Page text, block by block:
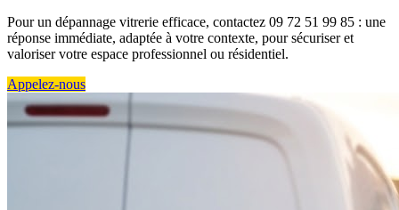
Pour un dépannage vitrerie efficace, contactez 09 72 51 99 85 : une
réponse immédiate, adaptée à votre contexte, pour sécuriser et
valoriser votre espace professionnel ou résidentiel.
Appelez-nous